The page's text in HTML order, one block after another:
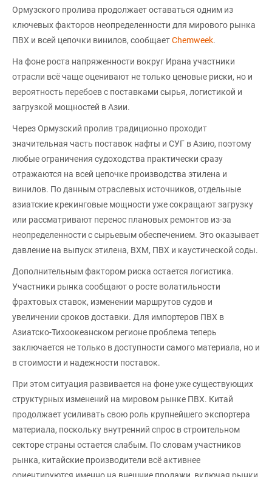
Ормузского пролива продолжает оставаться одним из
ключевых факторов неопределенности для мирового рынка
ПВХ и всей цепочки винилов, сообщаетChemweek.
На фоне роста напряженности вокруг Ирана участники
отрасли всё чаще оценивают не только ценовые риски, но и
вероятность перебоев с поставками сырья, логистикой и
загрузкой мощностей в Азии.
Через Ормузский пролив традиционно проходит
значительная часть поставок нафты и СУГ в Азию, поэтому
любые ограничения судоходства практически сразу
отражаются на всей цепочке производства этилена и
винилов. По данным отраслевых источников, отдельные
азиатские крекинговые мощности уже сокращают загрузку
или рассматривают перенос плановых ремонтов из-за
неопределенности с сырьевым обеспечением. Это оказывает
давление на выпуск этилена, ВХМ, ПВХ и каустической соды.
Дополнительным фактором риска остается логистика.
Участники рынка сообщают о росте волатильности
фрахтовых ставок, изменении маршрутов судов и
увеличении сроков доставки. Для импортеров ПВХ в
Азиатско-Тихоокеанском регионе проблема теперь
заключается не только в доступности самого материала, но и
в стоимости и надежности поставок.
При этом ситуация развивается на фоне уже существующих
структурных изменений на мировом рынке ПВХ. Китай
продолжает усиливать свою роль крупнейшего экспортера
материала, поскольку внутренний спрос в строительном
секторе страны остается слабым. По словам участников
рынка, китайские производители всё активнее
ориентируются именно на внешние продажи, включая рынки